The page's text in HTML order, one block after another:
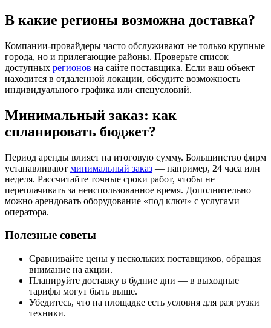
В какие регионы возможна доставка?
Компании-провайдеры часто обслуживают не только крупные
города, но и прилегающие районы. Проверьте список
доступных регионов на сайте поставщика. Если ваш объект
находится в отдаленной локации, обсудите возможность
индивидуального графика или спецусловий.
Минимальный заказ: как
спланировать бюджет?
Период аренды влияет на итоговую сумму. Большинство фирм
устанавливают минимальный заказ — например, 24 часа или
неделя. Рассчитайте точные сроки работ, чтобы не
переплачивать за неиспользованное время. Дополнительно
можно арендовать оборудование «под ключ» с услугами
оператора.
Полезные советы
Сравнивайте цены у нескольких поставщиков, обращая
внимание на акции.
Планируйте доставку в будние дни — в выходные
тарифы могут быть выше.
Убедитесь, что на площадке есть условия для разгрузки
техники.